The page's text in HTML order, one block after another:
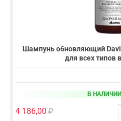
Шампунь обновляющий
для всех типов
В
4 186,00